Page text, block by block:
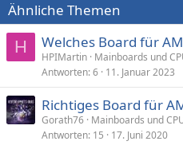
Ähnliche Themen
H Welches Board für
HPIMartin Mainboards und
Antworten 6 11. Januar 2023
Richtiges Board für
Gorath76 Mainboards und
Antworten 15 17. Juni 2020